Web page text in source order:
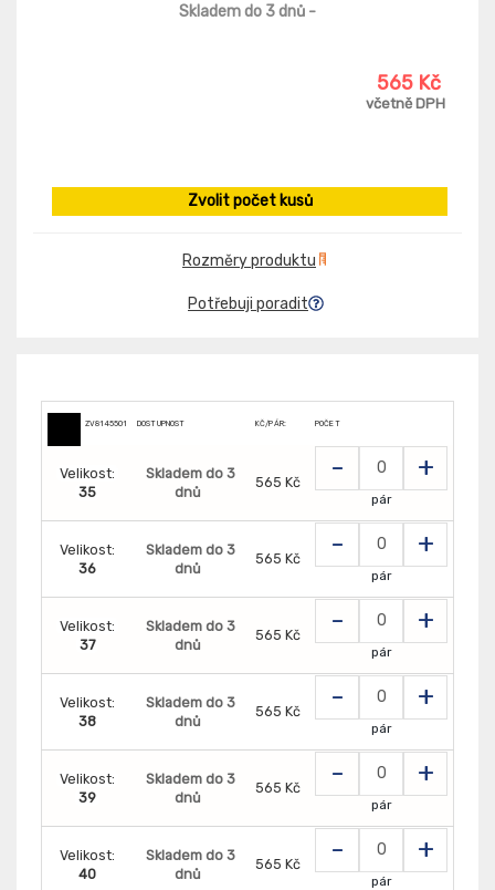
Skladem do 3 dnů -
565 Kč
včetně DPH
Zvolit počet kusů
Rozměry produktu
Potřebuji poradit
ZV8145501 DOSTUPNOST KČ/PÁR: POČET
Velikost:
35
Skladem do 3
dnů
565 Kč - +
pár
Velikost:
36
Skladem do 3
dnů
565 Kč - +
pár
Velikost:
37
Skladem do 3
dnů
565 Kč - +
pár
Velikost:
38
Skladem do 3
dnů
565 Kč - +
pár
Velikost:
39
Skladem do 3
dnů
565 Kč - +
pár
Velikost:
40
Skladem do 3
dnů
565 Kč - +
pár